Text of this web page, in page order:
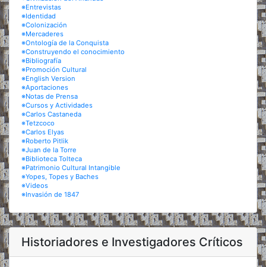
※Entrevistas
※Identidad
※Colonización
※Mercaderes
※Ontología de la Conquista
※Construyendo el conocimiento
※Bibliografía
※Promoción Cultural
※English Version
※Aportaciones
※Notas de Prensa
※Cursos y Actividades
※Carlos Castaneda
※Tetzcoco
※Carlos Elyas
※Roberto Pitlik
※Juan de la Torre
※Biblioteca Tolteca
※Patrimonio Cultural Intangible
※Yopes, Topes y Baches
※Videos
※Invasión de 1847
Historiadores e Investigadores Críticos